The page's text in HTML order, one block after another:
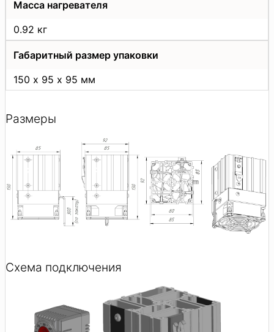
Масса нагревателя
0.92 кг
Габаритный размер упаковки
150 х 95 х 95 мм
Размеры
Схема подключения